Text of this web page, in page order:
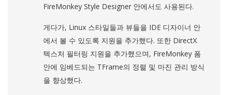
FireMonkey Style Designer 안에서도 사용된다.
게다가, Linux 스타일들과 뷰들을 IDE 디자이너 안
에서 볼 수 있도록 지원을 추가했다. 또한 DirectX
텍스처 필터링 지원을 추가했으며, FireMonkey 폼
안에 임베드되는 TFrame의 정렬 및 마진 관리 방식
을 향상했다.